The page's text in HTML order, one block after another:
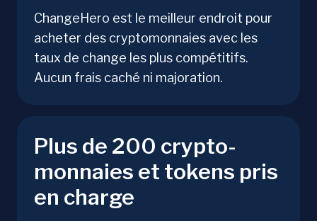
ChangeHero est le meilleur endroit pour
acheter des cryptomonnaies avec les
taux de change les plus compétitifs.
Aucun frais caché ni majoration.
Plus de 200 crypto-
monnaies et tokens pris
en charge